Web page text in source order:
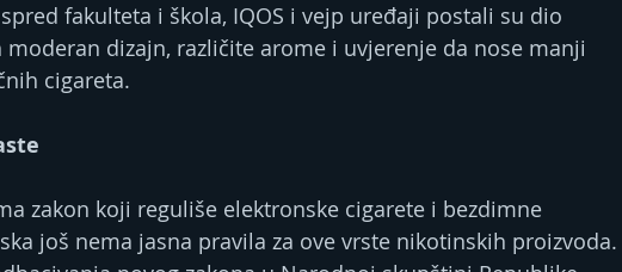
fakulteta i škola, IQOS i vejp uređaji postali su dio
moderan dizajn, različite arome i uvjerenje da nose manji
cigareta.
zakon koji reguliše elektronske cigarete i bezdimne
još nema jasna pravila za ove vrste nikotinskih proizvoda.